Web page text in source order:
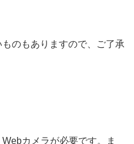
のもありますので、ご了承
カメラが必要です。ま